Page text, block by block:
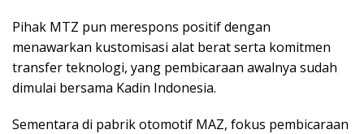
Pihak MTZ pun merespons positif dengan
menawarkan kustomisasi alat berat serta komitmen
transfer teknologi, yang pembicaraan awalnya sudah
dimulai bersama Kadin Indonesia.
Sementara di pabrik otomotif MAZ, fokus pembicaraan